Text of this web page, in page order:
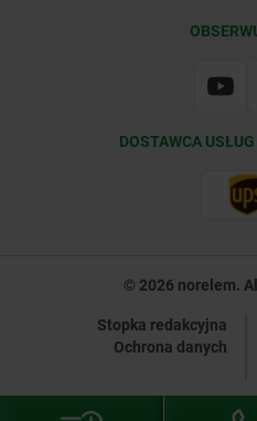
DOSTAWCA
© 2026 norelem.
Stopka redakcyjna
Ochrona danych